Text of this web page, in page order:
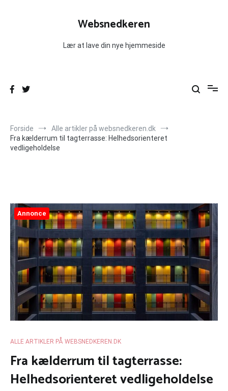
Websnedkeren
Lær at lave din nye hjemmeside
Forside
Alle artikler på websnedkeren.dk
Fra kælderrum til tagterrasse: Helhedsorienteret
vedligeholdelse
Annonce
ALLE ARTIKLER PÅ WEBSNEDKEREN.DK
Fra kælderrum til tagterrasse:
Helhedsorienteret vedligeholdelse